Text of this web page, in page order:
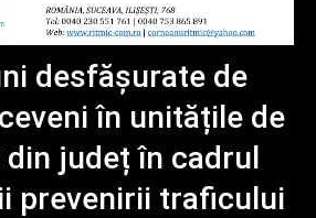
desfășurate de
în unitățile de
județ în cadrul
prevenirii traficului